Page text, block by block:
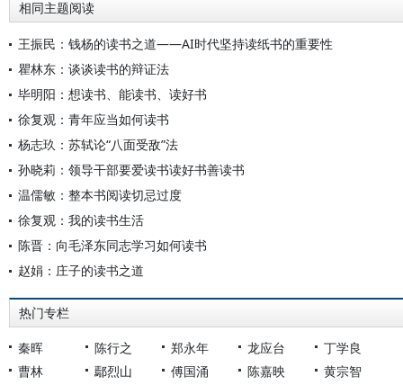
相同主题阅读
王振民：钱杨的读书之道——AI时代坚持读纸书的重要性
瞿林东：谈谈读书的辩证法
毕明阳：想读书、能读书、读好书
徐复观：青年应当如何读书
杨志玖：苏轼论“八面受敌”法
孙晓莉：领导干部要爱读书读好书善读书
温儒敏：整本书阅读切忌过度
徐复观：我的读书生活
陈晋：向毛泽东同志学习如何读书
赵娟：庄子的读书之道
热门专栏
秦晖 陈行之 郑永年 龙应台
丁学良
曹林
鄢烈山 傅国涌 陈嘉映 黄宗智